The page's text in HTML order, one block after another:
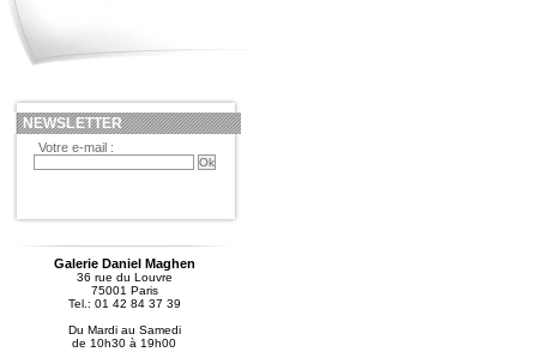
NEWSLETTER
Votre e-mail :
Galerie Daniel Maghen
36 rue du Louvre
75001 Paris
Tel.: 01 42 84 37 39
Du Mardi au Samedi
de 10h30 à 19h00